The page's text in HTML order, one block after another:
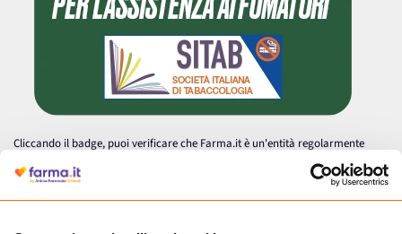
Cliccando il badge, puoi verificare che Farma.it è un'entità regolarmente
autorizzata dal Ministero della Salute a effettuare la vendita online di
medicinali.